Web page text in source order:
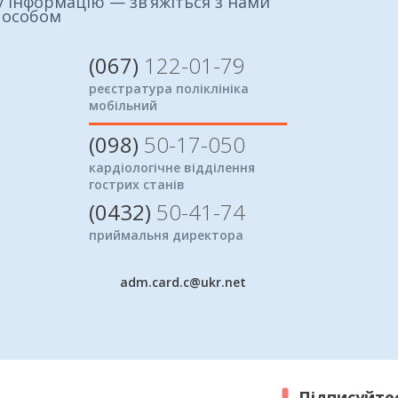
(067) 122-01-79
реєстратура поліклініка
мобільний
(098) 50-17-050
кардіологічне відділення
гострих станів
(0432) 50-41-74
приймальня директора
adm.card.c@ukr.net